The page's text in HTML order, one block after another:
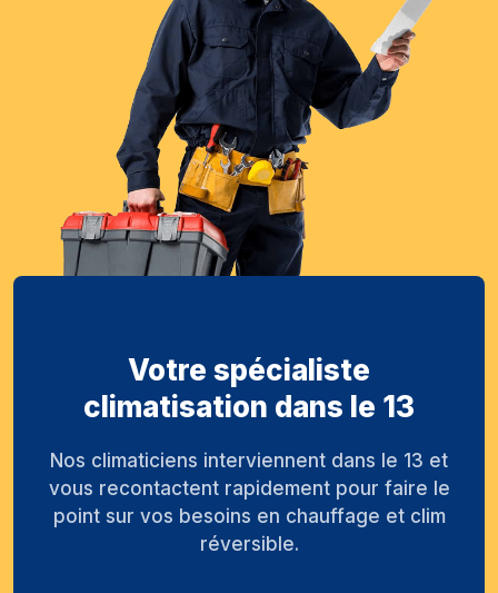
Votre spécialiste
climatisation dans le 13
Nos climaticiens interviennent dans le 13 et
vous recontactent rapidement pour faire le
point sur vos besoins en chauffage et clim
réversible.